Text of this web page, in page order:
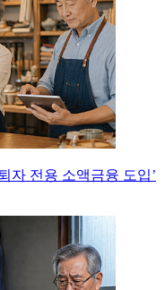
자 전용 소액금융 도입’